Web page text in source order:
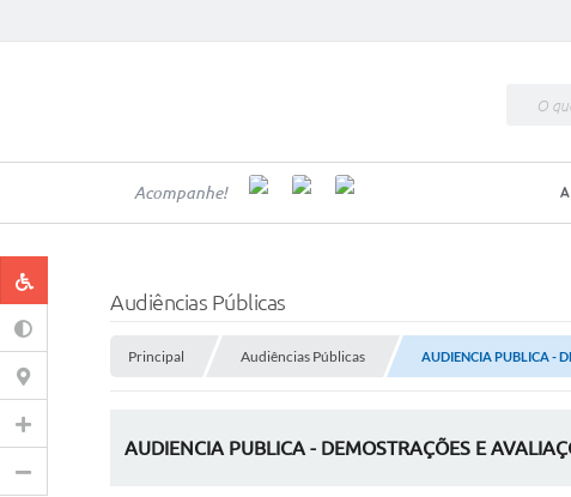
Acompanhe!
Audiências Públicas
Principal Audiências Públicas AUDIENCIA PUBLICA -
AUDIENCIA PUBLICA - DEMOSTRAÇÕES E